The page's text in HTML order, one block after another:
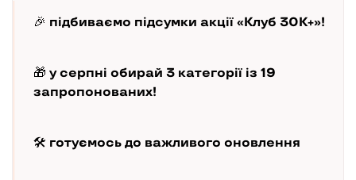
🎉 підбиваємо підсумки акції «Клуб 30К+»!
🎁 у серпні обирай 3 категорії із 19
запропонованих!
🛠️ готуємось до важливого оновлення